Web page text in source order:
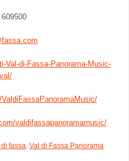
Val-di-Fassa-Panorama-Music-
valdifassapanoramamusic/
fassa, Val di Fassa Panorama